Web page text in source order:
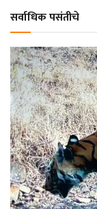
सर्वाधिक पसंतीचे